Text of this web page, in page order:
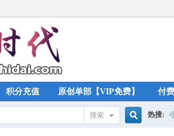
积分充值 原创单部【VIP免费】 付
搜索 热搜: